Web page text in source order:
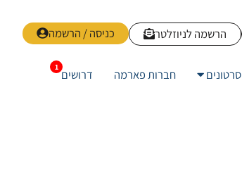
כניסה / הרשמה הרשמה לניוזלטר
סרטונים חברות פארמה דרושים